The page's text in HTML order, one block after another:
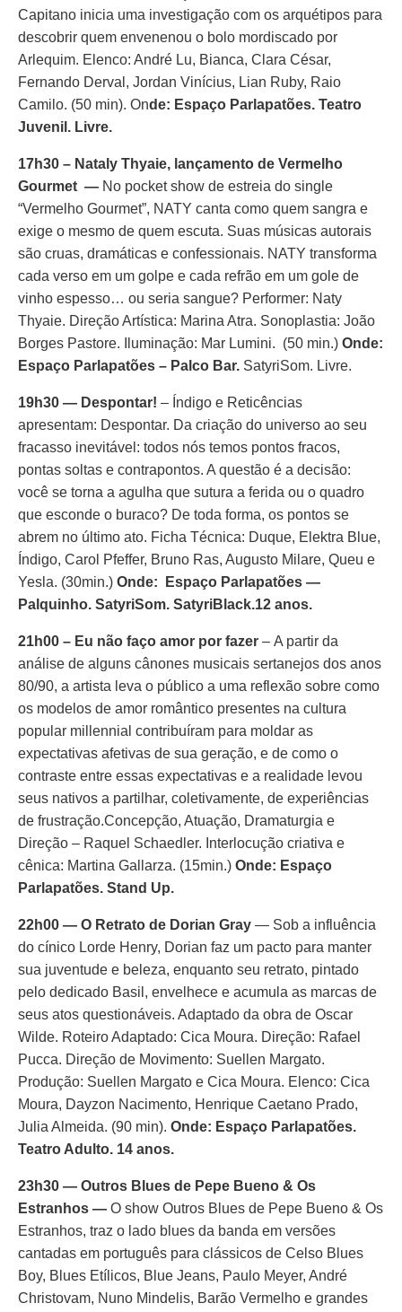
Capitano inicia uma investigação com os arquétipos para
descobrir quem envenenou o bolo mordiscado por
Arlequim. Elenco: André Lu, Bianca, Clara César,
Fernando Derval, Jordan Vinícius, Lian Ruby, Raio
Camilo. (50 min). Onde: Espaço Parlapatões. Teatro
Juvenil. Livre.
17h30 – Nataly Thyaie, lançamento de Vermelho
Gourmet — No pocket show de estreia do single
“Vermelho Gourmet”, NATY canta como quem sangra e
exige o mesmo de quem escuta. Suas músicas autorais
são cruas, dramáticas e confessionais. NATY transforma
cada verso em um golpe e cada refrão em um gole de
vinho espesso… ou seria sangue? Performer: Naty
Thyaie. Direção Artística: Marina Atra. Sonoplastia: João
Borges Pastore. Iluminação: Mar Lumini. (50 min.) Onde:
Espaço Parlapatões – Palco Bar. SatyriSom. Livre.
19h30 — Despontar! – Índigo e Reticências
apresentam: Despontar. Da criação do universo ao seu
fracasso inevitável: todos nós temos pontos fracos,
pontas soltas e contrapontos. A questão é a decisão:
você se torna a agulha que sutura a ferida ou o quadro
que esconde o buraco? De toda forma, os pontos se
abrem no último ato. Ficha Técnica: Duque, Elektra Blue,
Índigo, Carol Pfeffer, Bruno Ras, Augusto Milare, Queu e
Yesla. (30min.) Onde: Espaço Parlapatões —
Palquinho. SatyriSom. SatyriBlack.12 anos.
21h00 – Eu não faço amor por fazer – A partir da
análise de alguns cânones musicais sertanejos dos anos
80/90, a artista leva o público a uma reflexão sobre como
os modelos de amor romântico presentes na cultura
popular millennial contribuíram para moldar as
expectativas afetivas de sua geração, e de como o
contraste entre essas expectativas e a realidade levou
seus nativos a partilhar, coletivamente, de experiências
de frustração.Concepção, Atuação, Dramaturgia e
Direção – Raquel Schaedler. Interlocução criativa e
cênica: Martina Gallarza. (15min.) Onde: Espaço
Parlapatões. Stand Up.
22h00 — O Retrato de Dorian Gray — Sob a influência
do cínico Lorde Henry, Dorian faz um pacto para manter
sua juventude e beleza, enquanto seu retrato, pintado
pelo dedicado Basil, envelhece e acumula as marcas de
seus atos questionáveis. Adaptado da obra de Oscar
Wilde. Roteiro Adaptado: Cica Moura. Direção: Rafael
Pucca. Direção de Movimento: Suellen Margato.
Produção: Suellen Margato e Cica Moura. Elenco: Cica
Moura, Dayzon Nacimento, Henrique Caetano Prado,
Julia Almeida. (90 min). Onde: Espaço Parlapatões.
Teatro Adulto. 14 anos.
23h30 — Outros Blues de Pepe Bueno & Os
Estranhos — O show Outros Blues de Pepe Bueno & Os
Estranhos, traz o lado blues da banda em versões
cantadas em português para clássicos de Celso Blues
Boy, Blues Etílicos, Blue Jeans, Paulo Meyer, André
Christovam, Nuno Mindelis, Barão Vermelho e grandes